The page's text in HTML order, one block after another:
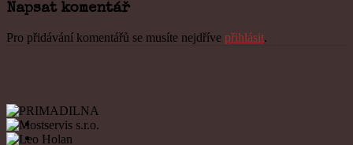
Napsat komentář
Pro přidávání komentářů se musíte nejdříve přihlásit.